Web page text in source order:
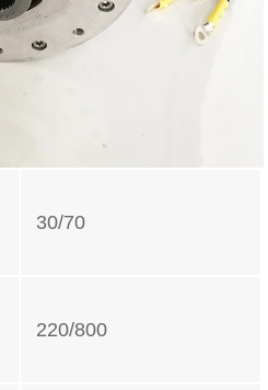
30/70
220/800